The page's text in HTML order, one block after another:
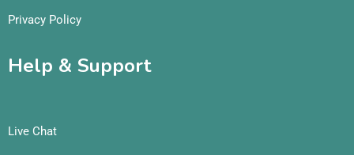
Privacy Policy
Help & Support
Live Chat